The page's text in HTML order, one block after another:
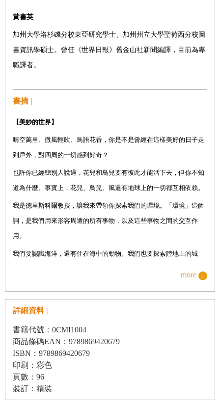
黃書英
加州大學洛杉磯分校東亞研究學士、加州州立大學聖荷西分校圖
書資訊學碩士。曾任《世界日報》舊金山社新聞編譯，目前為專
職譯者。
書摘 |
【美妙的世界】
晴空萬里、微風輕吹、鳥語花香，你是不是曾經在這樣美好的日子走
到戶外，對四周的一切感到好奇？
也許你已經聽別人說過，花兒和鳥兒要有彼此才能活下去，但你不知
道為什麼。事實上，花兒、鳥兒、風還有地球上的一切都互相依賴。
我是德里斯科爾教授，讓我來帶領你探索我們的環境。「環境」這個
詞，是我們用來形容周遭的所有事物，以及這些事物之間的交互作
用。
我們要認識海洋，還有住在海中的動物。我們也要探索陸地上的城
除了學習環境如何幫助我們，我們還要學習怎麼幫忙保護環境。首先
要了解我們周遭正在發生的改變，接著要研究該怎麼做才能讓地球變
得更好。
假如「學習」聽起來有點無聊，別擔心！這本書裡有許多好玩的實
驗，讓你動手做做看，動手試試看是最棒的一種學習方法。我兒子麥
可小時候是個小小科學家，他發明了很多可以在家裡或學校做的實
more
詳細資料 |
書籍代號：0CMI1004
商品條碼EAN：9789869420679
ISBN：9789869420679
印刷：彩色
頁數：96
裝訂：精裝